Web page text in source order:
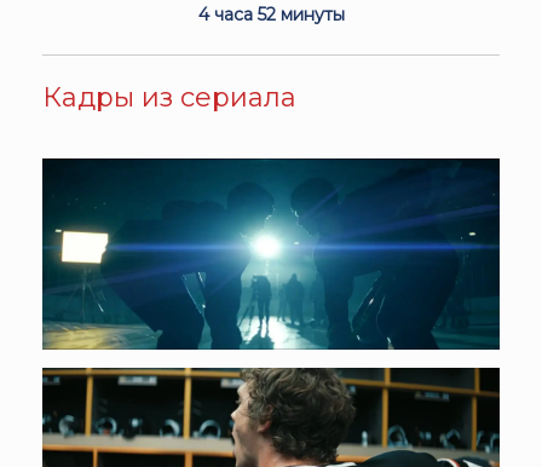
4 часа 52 минуты
Кадры из сериала